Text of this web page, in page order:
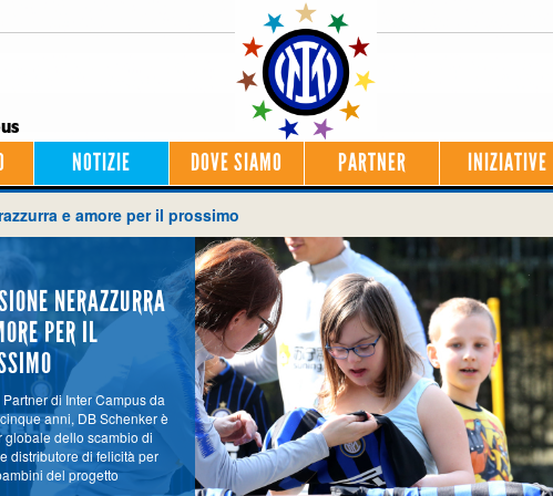
NOTIZIE DOVE SIAMO PARTNER INIZIATIVE
e amore per il prossimo
NERAZZURRA
PER IL
Partner di Inter Campus da
anni, DB Schenker è
globale dello scambio di
distributore di felicità per
del progetto